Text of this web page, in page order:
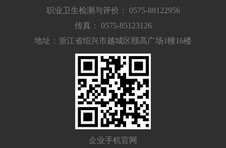
职业卫生检测与评价： 0575-88122956
传真： 0575-85123126
地址：浙江省绍兴市越城区颐高广场1幢16楼
企业手机官网